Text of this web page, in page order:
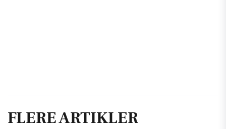
FLERE ARTIKLER